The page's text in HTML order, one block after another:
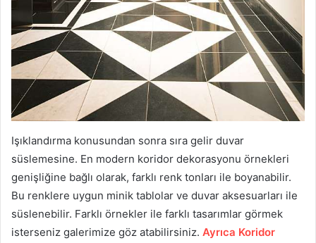
Işıklandırma konusundan sonra sıra gelir duvar
süslemesine. En modern koridor dekorasyonu örnekleri
genişliğine bağlı olarak, farklı renk tonları ile boyanabilir.
Bu renklere uygun minik tablolar ve duvar aksesuarları ile
süslenebilir. Farklı örnekler ile farklı tasarımlar görmek
isterseniz galerimize göz atabilirsiniz. Ayrıca Koridor